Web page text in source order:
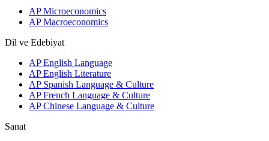
AP Microeconomics
AP Macroeconomics
Dil ve Edebiyat
AP English Language
AP English Literature
AP Spanish Language & Culture
AP French Language & Culture
AP Chinese Language & Culture
Sanat